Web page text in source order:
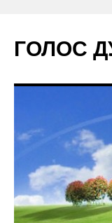
ГОЛОС